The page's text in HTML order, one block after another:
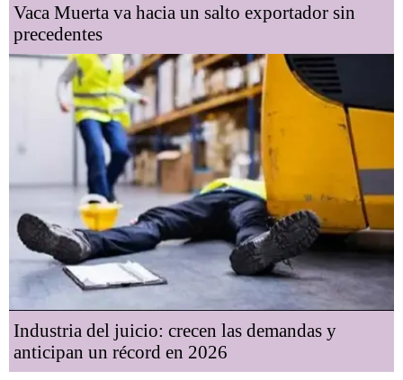
Vaca Muerta va hacia un salto exportador sin
precedentes
Industria del juicio: crecen las demandas y
anticipan un récord en 2026